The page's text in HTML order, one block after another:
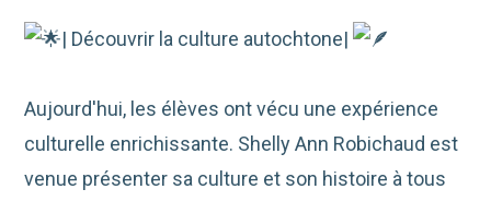
| Découvrir la culture autochtone|
Aujourd'hui, les élèves ont vécu une expérience
culturelle enrichissante. Shelly Ann Robichaud est
venue présenter sa culture et son histoire à tous